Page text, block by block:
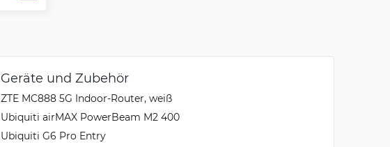
Geräte und Zubehör
ZTE MC888 5G Indoor-Router, weiß
Ubiquiti airMAX PowerBeam M2 400
Ubiquiti G6 Pro Entry